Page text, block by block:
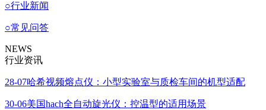
○行业新闻
○常见问答
NEWS
行业资讯
28-07哈希视频熔点仪：小型实验室与质检车间的机型适配
30-06美国hach全自动旋光仪：控温型的适用场景